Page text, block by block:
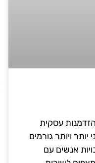
עסקית
ויותר גורמים
אנשים עם